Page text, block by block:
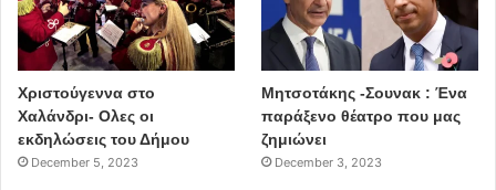
Χριστούγεννα στο
Χαλάνδρι- Ολες οι
εκδηλώσεις του Δήμου
December 5, 2023
Μητσοτάκης -Σουνακ : Ένα
παράξενο θέατρο που μας
ζημιώνει
December 3, 2023